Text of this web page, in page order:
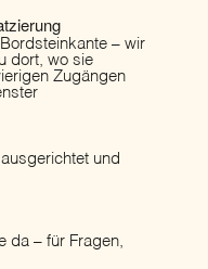
– wir
dort, wo sie
Zugängen
und
da – für Fragen,